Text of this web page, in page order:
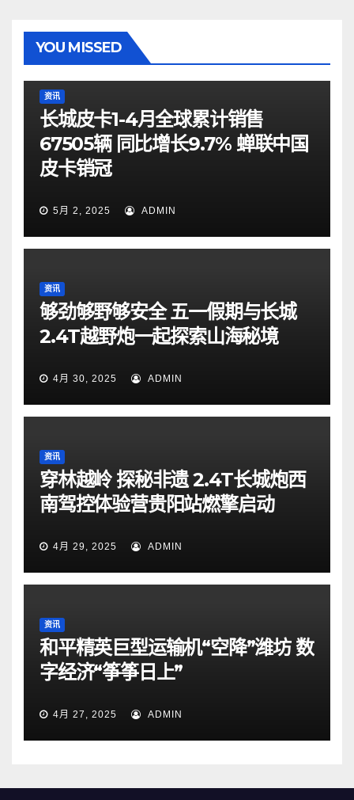
YOU MISSED
资讯
长城皮卡1-4月全球累计销售
67505辆 同比增长9.7% 蝉联中国
皮卡销冠
5月 2, 2025 ADMIN
资讯
够劲够野够安全 五一假期与长城
2.4T越野炮一起探索山海秘境
4月 30, 2025 ADMIN
资讯
穿林越岭 探秘非遗 2.4T长城炮西
南驾控体验营贵阳站燃擎启动
4月 29, 2025 ADMIN
资讯
和平精英巨型运输机“空降”潍坊 数
字经济“筝筝日上”
4月 27, 2025 ADMIN